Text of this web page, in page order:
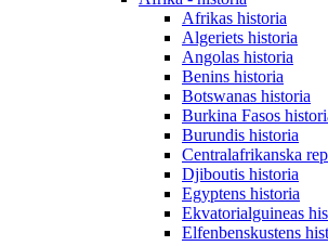
Afrikas historia
Algeriets historia
Angolas historia
Benins historia
Botswanas historia
Burkina Fasos
Burundis historia
Centralafrikanska
Djiboutis historia
Egyptens historia
Ekvatorialguineas
Elfenbenskustens